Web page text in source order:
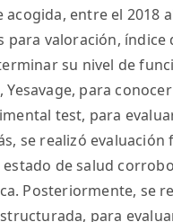
entre el 2018
para valoración, índice
su nivel de
Yesavage, para
test, para
se realizó evaluación
de salud
Posteriormente, se
para